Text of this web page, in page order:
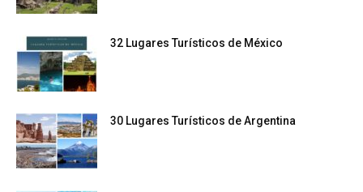
32 Lugares Turísticos de México
30 Lugares Turísticos de Argentina